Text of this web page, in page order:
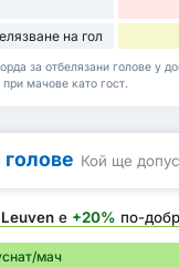
на гол
за отбелязани голове у
мачове като гост.
Кой ще
е +20% по-
мач